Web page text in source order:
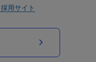
採用サイト